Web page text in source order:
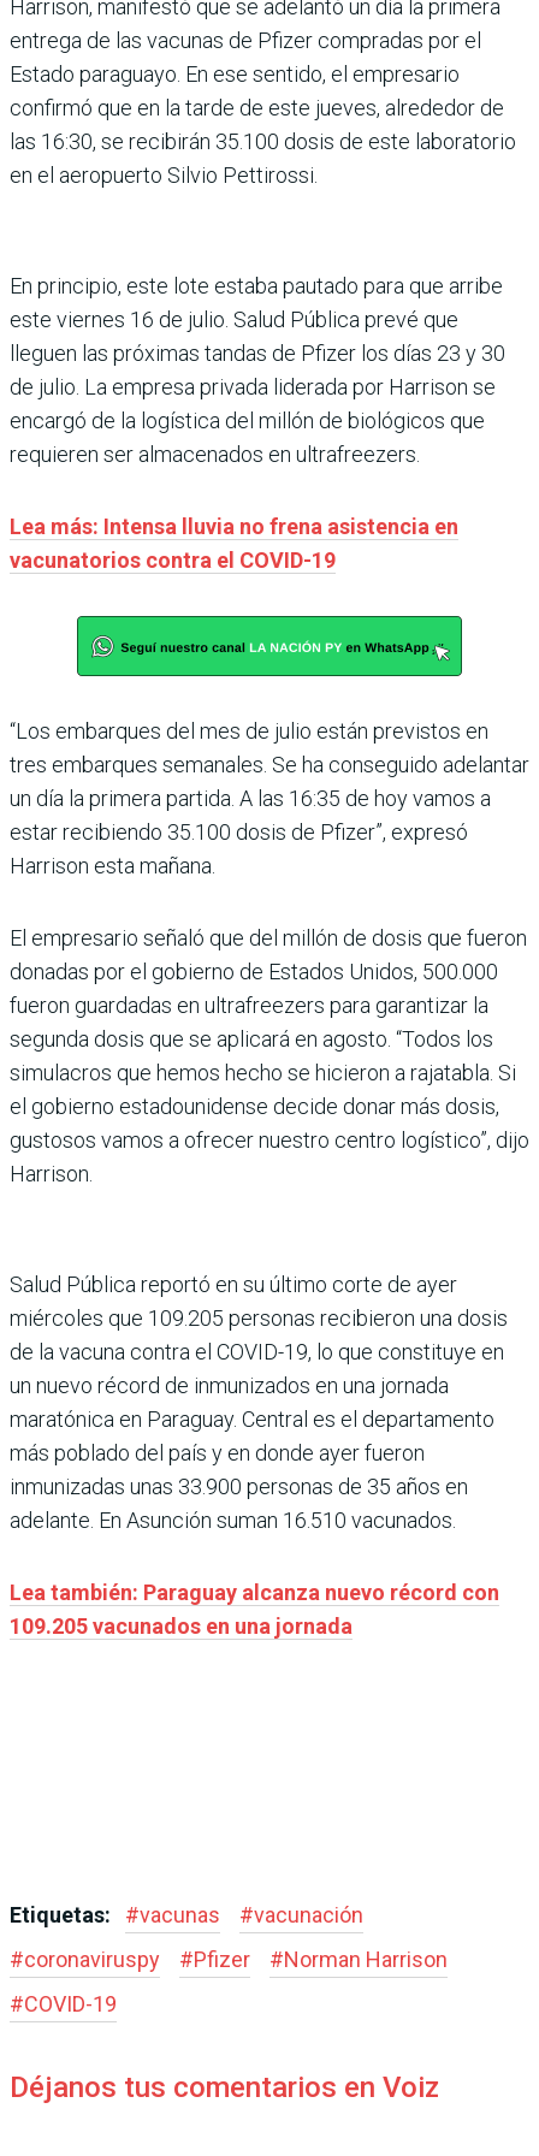
Harrison, manifestó que se adelantó un día la primera
entrega de las vacunas de Pfizer compradas por el
Estado paraguayo. En ese sentido, el empresario
confirmó que en la tarde de este jueves, alrededor de
las 16:30, se recibirán 35.100 dosis de este laboratorio
en el aeropuerto Silvio Pettirossi.
En principio, este lote estaba pautado para que arribe
este viernes 16 de julio. Salud Pública prevé que
lleguen las próximas tandas de Pfizer los días 23 y 30
de julio. La empresa privada liderada por Harrison se
encargó de la logística del millón de biológicos que
requieren ser almacenados en ultrafreezers.
Lea más: Intensa lluvia no frena asistencia en
vacunatorios contra el COVID-19
“Los embarques del mes de julio están previstos en
tres embarques semanales. Se ha conseguido adelantar
un día la primera partida. A las 16:35 de hoy vamos a
estar recibiendo 35.100 dosis de Pfizer”, expresó
Harrison esta mañana.
El empresario señaló que del millón de dosis que fueron
donadas por el gobierno de Estados Unidos, 500.000
fueron guardadas en ultrafreezers para garantizar la
segunda dosis que se aplicará en agosto. “Todos los
simulacros que hemos hecho se hicieron a rajatabla. Si
el gobierno estadounidense decide donar más dosis,
gustosos vamos a ofrecer nuestro centro logístico”, dijo
Harrison.
Salud Pública reportó en su último corte de ayer
miércoles que 109.205 personas recibieron una dosis
de la vacuna contra el COVID-19, lo que constituye en
un nuevo récord de inmunizados en una jornada
maratónica en Paraguay. Central es el departamento
más poblado del país y en donde ayer fueron
inmunizadas unas 33.900 personas de 35 años en
adelante. En Asunción suman 16.510 vacunados.
Lea también: Paraguay alcanza nuevo récord con
109.205 vacunados en una jornada
Etiquetas: #vacunas #vacunación
#coronaviruspy #Pfizer #Norman Harrison
#COVID-19
Déjanos tus comentarios en Voiz